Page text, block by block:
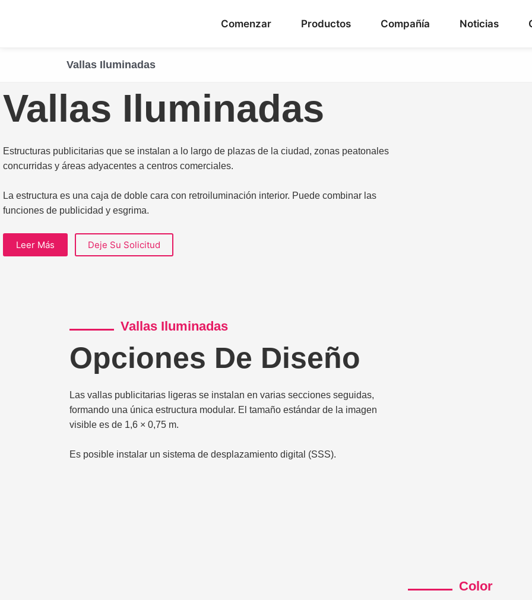
Comenzar Productos Compañía Noticias
Vallas Iluminadas
Vallas Iluminadas
Estructuras publicitarias que se instalan a lo largo de plazas de la ciudad, zonas peatonales
concurridas y áreas adyacentes a centros comerciales.
La estructura es una caja de doble cara con retroiluminación interior. Puede combinar las
funciones de publicidad y esgrima.
Leer Más Deje Su Solicitud
Vallas Iluminadas
Opciones De Diseño
Las vallas publicitarias ligeras se instalan en varias secciones seguidas,
formando una única estructura modular. El tamaño estándar de la imagen
visible es de 1,6 × 0,75 m.
Es posible instalar un sistema de desplazamiento digital (SSS).
Color